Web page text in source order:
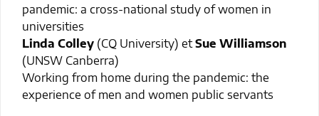
pandemic: a cross-national study of women in
universities
Linda Colley (CQ University) etSue Williamson
(UNSW Canberra)
Working from home during the pandemic: the
experience of men and women public servants